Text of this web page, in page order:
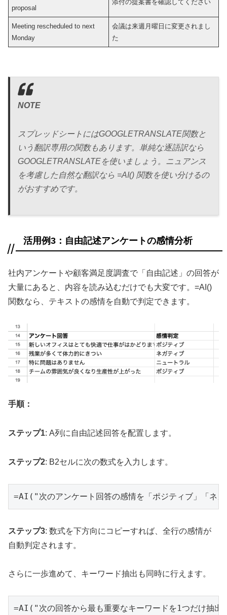
proposal
添付の提案書を確認してください
Meeting rescheduled to next
Monday
会議は来週月曜日に変更されまし
た
NOTE
スプレッドシートにはGOOGLETRANSLATE関数と
いう翻訳専用の関数もあります。単純な逐語訳なら
GOOGLETRANSLATEを使いましょう。ニュアンス
を考慮した自然な翻訳なら =AI() 関数を使い分けるの
がおすすめです。
活用例3：自由記述アンケートの感情分析
社内アンケートや顧客満足度調査で「自由記述」の回答が
大量にあると、内容を読み込むだけでも大変です。=AI()
関数なら、テキストの感情を自動で判定できます。
手順：
ステップ1: A列に自由記述回答を配置します。
ステップ2: B2セルに次の数式を入力します。
=AI("次のアンケート回答の感情を「ポジティブ」「ネ
ステップ3: 数式を下方向にコピーすれば、全行の感情が
自動判定されます。
さらに一歩進めて、キーワード抽出も同時に行えます。
=AI("次の回答から最も重要なキーワードを1つだけ